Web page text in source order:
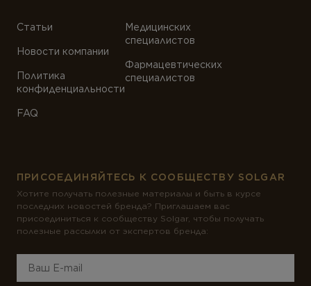
Статьи
Новости компании
Политика
конфиденциальности
FAQ
Медицинских
специалистов
Фармацевтических
специалистов
ПРИСОЕДИНЯЙТЕСЬ К СООБЩЕСТВУ SOLGAR
Хотите получать полезные материалы и быть в курсе
последних новостей бренда? Приглашаем вас
присоединиться к сообществу Solgar, чтобы получать
полезные рассылки от экспертов бренда: